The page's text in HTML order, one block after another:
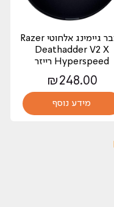
‏עכבר גיימינג ‏אלחוטי Razer
Deathadder V2 X
Hyperspeed רייזר
₪ 248.00
מידע נוסף